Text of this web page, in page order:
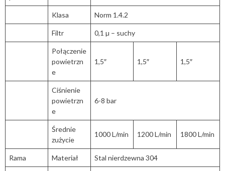
Klasa Norm 1.4.2
Filtr 0,1 µ – suchy
Połączenie
powietrzn
e
1,5″ 1,5″ 1,5″
Ciśnienie
powietrzn
e
6-8 bar
Średnie
zużycie
1000 L/min 1200 L/min 1800 L/min
Rama Materiał Stal nierdzewna 304